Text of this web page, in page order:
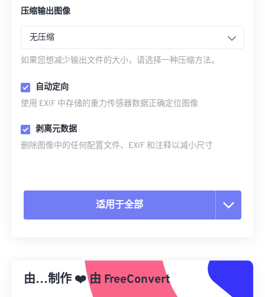
压缩输出图像
无压缩
如果您想减少输出文件的大小，请选择一种压缩方法。
自动定向
使用 EXIF 中存储的重力传感器数据正确定位图像
剥离元数据
删除图像中的任何配置文件、EXIF 和注释以减小尺寸
适用于全部
从预设应用
另存为预设
由…制作 ❤️由 FreeConvert